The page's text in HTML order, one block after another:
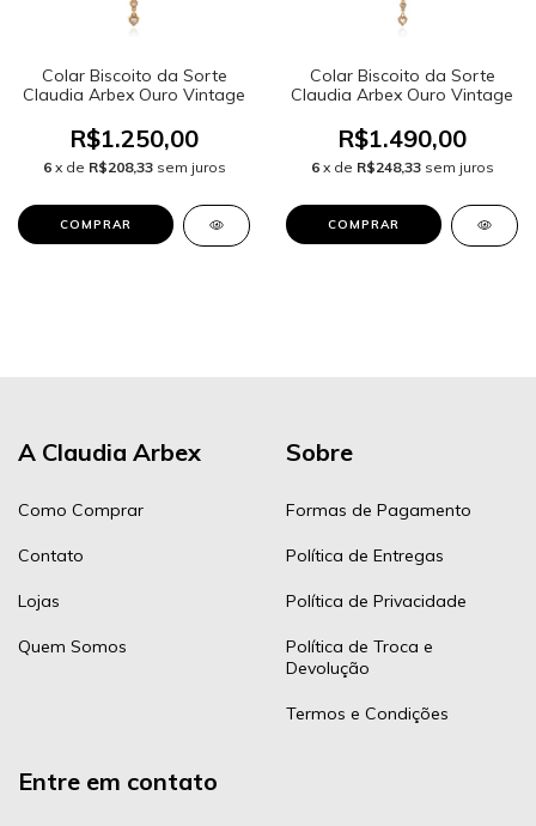
Colar Biscoito da Sorte
Claudia Arbex Ouro Vintage
R$1.250,00
6 x de R$208,33 sem juros
Colar Biscoito da Sorte
Claudia Arbex Ouro Vintage
R$1.490,00
6 x de R$248,33 sem juros
A Claudia Arbex
Como Comprar
Contato
Lojas
Quem Somos
Sobre
Formas de Pagamento
Política de Entregas
Política de Privacidade
Política de Troca e
Devolução
Termos e Condições
Entre em contato